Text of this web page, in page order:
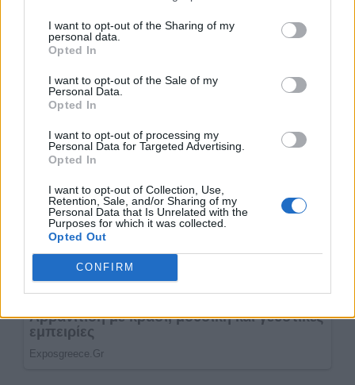
I want to opt-out of the Sharing of my
personal data.
Opted In
I want to opt-out of the Sale of my
Personal Data.
Opted In
I want to opt-out of processing my
Personal Data for Targeted Advertising.
Opted In
I want to opt-out of Collection, Use,
Retention, Sale, and/or Sharing of my
Personal Data that Is Unrelated with the
Purposes for which it was collected.
Opted Out
CONFIRM